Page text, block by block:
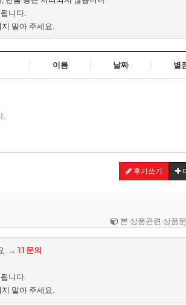
니다.
말아 주세요.
이름 날짜 별
.
후기쓰기
본 상품관련 상품
. → 1:1 문의
니다.
말아 주세요.